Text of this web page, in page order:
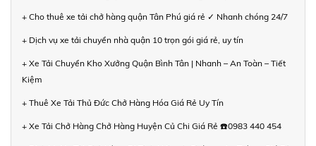
+ Cho thuê xe tải chở hàng quận Tân Phú giá rẻ ✓ Nhanh chóng 24/7
+ Dịch vụ xe tải chuyển nhà quận 10 trọn gói giá rẻ, uy tín
+ Xe Tải Chuyển Kho Xưởng Quận Bình Tân | Nhanh – An Toàn – Tiết
Kiệm
+ Thuê Xe Tải Thủ Đức Chở Hàng Hóa Giá Rẻ Uy Tín
+ Xe Tải Chở Hàng Chở Hàng Huyện Củ Chi Giá Rẻ ☎️0983 440 454